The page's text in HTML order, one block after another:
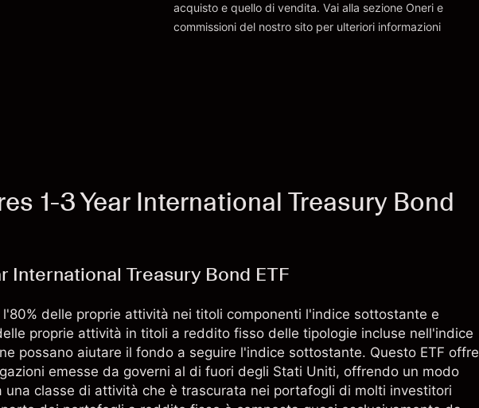
acquisto e quello di vendita. Vai alla sezione Oneri e
commissioni del nostro sito per ulteriori informazioni
1-3 Year International Treasury Bond
International Treasury Bond ETF
delle proprie attività nei titoli componenti l'indice sottostante e
proprie attività in titoli a reddito fisso delle tipologie incluse nell'indice
possano aiutare il fondo a seguire l'indice sottostante. Questo ETF offre
emesse da governi al di fuori degli Stati Uniti, offrendo un modo
una classe di attività che è trascurata nei portafogli di molti investitori